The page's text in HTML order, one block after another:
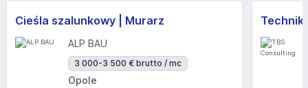
Cieśla szalunkowy | Murarz
ALP BAU
3 000-3 500 € brutto / mc
Opole